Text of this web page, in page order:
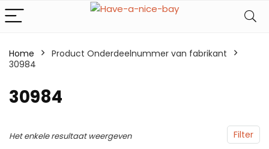
Home
Product Onderdeelnummer van fabrikant
30984
30984
Filter
Het enkele resultaat weergeven